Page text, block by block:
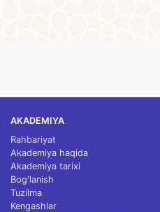
AKADEMIYA
Rahbariyat
Akademiya haqida
Akademiya tarixi
Bog'lanish
Tuzilma
Kengashlar